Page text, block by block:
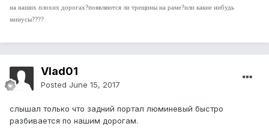
на наших плохих дорогах?появляются ли трещины на раме?или какие нибудь
минусы????
Vlad01
Posted June 15, 2017
слышал только что задний портал люминевый быстро
разбивается по нашим дорогам.